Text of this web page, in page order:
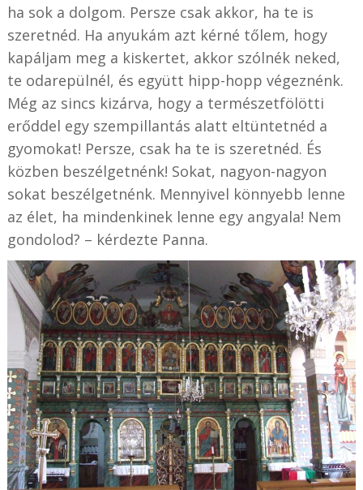
ha sok a dolgom. Persze csak akkor, ha te is
szeretnéd. Ha anyukám azt kérné tőlem, hogy
kapáljam meg a kiskertet, akkor szólnék neked,
te odarepülnél, és együtt hipp-hopp végeznénk.
Még az sincs kizárva, hogy a természetfölötti
erőddel egy szempillantás alatt eltüntetnéd a
gyomokat! Persze, csak ha te is szeretnéd. És
közben beszélgetnénk! Sokat, nagyon-nagyon
sokat beszélgetnénk. Mennyivel könnyebb lenne
az élet, ha mindenkinek lenne egy angyala! Nem
gondolod? – kérdezte Panna.